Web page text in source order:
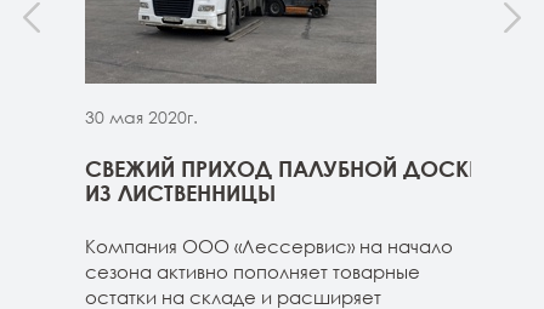
30 мая 2020г.
СВЕЖИЙ ПРИХОД ПАЛУБНОЙ ДОСКИ
ИЗ ЛИСТВЕННИЦЫ
Компания ООО «Лессервис» на начало
сезона активно пополняет товарные
остатки на складе и расширяет